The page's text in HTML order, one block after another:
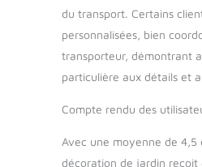
du transport. Certains
personnalisées, bien
transporteur, démontrant
particulière aux détails et
Compte rendu des
Avec une moyenne de 4,5
décoration de jardin reçoit